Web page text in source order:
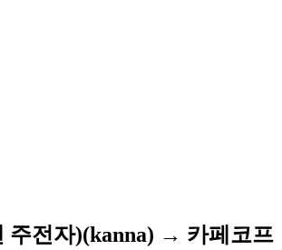
주전자)(kanna) → 카페코프